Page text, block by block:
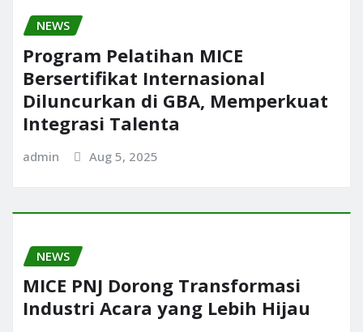
NEWS
Program Pelatihan MICE
Bersertifikat Internasional
Diluncurkan di GBA, Memperkuat
Integrasi Talenta
admin Aug 5, 2025
NEWS
MICE PNJ Dorong Transformasi
Industri Acara yang Lebih Hijau